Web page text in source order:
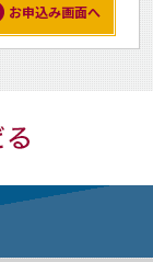
お申込み画面へ